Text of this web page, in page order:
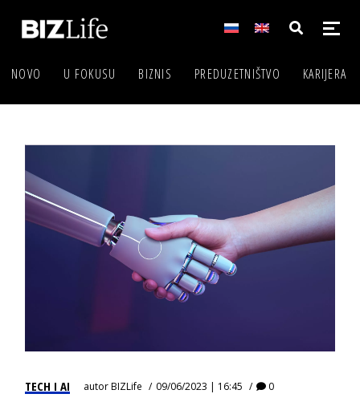
NOVO U FOKUSU BIZNIS PREDUZETNIŠTVO KARIJERA
TECH I AI autorBIZLife 09/06/2023 | 16:45 0